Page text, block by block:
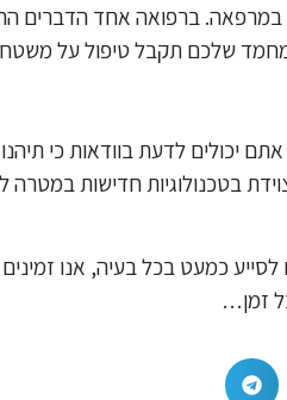
ברפואה אחד הדברים
שלכם תקבל טיפול על
יכולים לדעת בוודאות כי
בטכנולוגיות חדישות
לסייע כמעט בכל בעיה, אנו
זמן…